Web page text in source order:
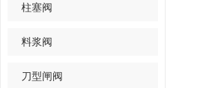
柱塞阀
料浆阀
刀型闸阀